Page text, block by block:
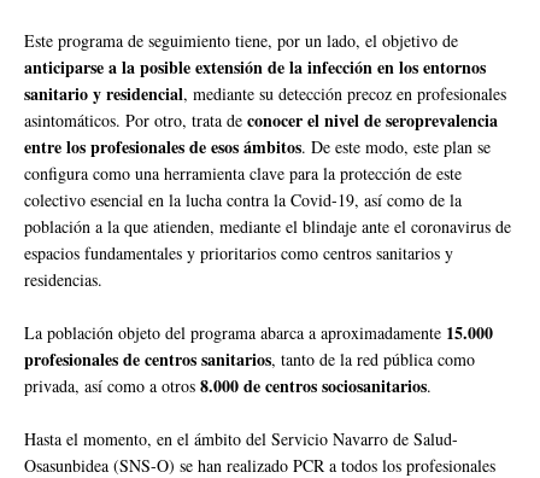
Este programa de seguimiento tiene, por un lado, el objetivo de
anticiparse a la posible extensión de la infección en los entornos
sanitario y residencial, mediante su detección precoz en profesionales
asintomáticos. Por otro, trata de conocer el nivel de seroprevalencia
entre los profesionales de esos ámbitos. De este modo, este plan se
configura como una herramienta clave para la protección de este
colectivo esencial en la lucha contra la Covid-19, así como de la
población a la que atienden, mediante el blindaje ante el coronavirus de
espacios fundamentales y prioritarios como centros sanitarios y
residencias.
La población objeto del programa abarca a aproximadamente 15.000
profesionales de centros sanitarios, tanto de la red pública como
privada, así como a otros 8.000 de centros sociosanitarios.
Hasta el momento, en el ámbito del Servicio Navarro de Salud-
Osasunbidea (SNS-O) se han realizado PCR a todos los profesionales